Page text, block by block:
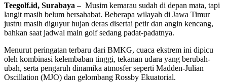
Teegolf.id, Surabaya – Musim kemarau sudah di depan mata, tapi
langit masih belum bersahabat. Beberapa wilayah di Jawa Timur
justru masih diguyur hujan deras disertai petir dan angin kencang,
bahkan saat jadwal main golf sedang padat-padatnya.
Menurut peringatan terbaru dari BMKG, cuaca ekstrem ini dipicu
oleh kombinasi kelembaban tinggi, tekanan udara yang berubah-
ubah, serta pengaruh dinamika atmosfer seperti Madden-Julian
Oscillation (MJO) dan gelombang Rossby Ekuatorial.